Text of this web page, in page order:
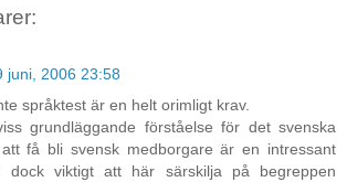
juni, 2006 23:58
språktest är en helt orimligt krav.
grundläggande förståelse för det svenska
få bli svensk medborgare är en intressant
dock viktigt att här särskilja på begreppen